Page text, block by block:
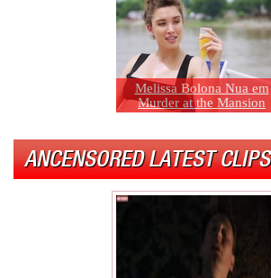
Melissa Bolona Nua em
Murder at the Mansion
ANCENSORED LATEST CLIPS